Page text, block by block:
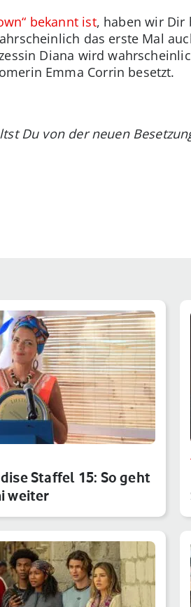
bekannt ist, haben wir Dir
das erste Mal
Diana wird
Emma Corrin besetzt.
Du von der neuen
Staffel 15: So geht
weiter